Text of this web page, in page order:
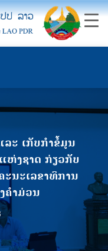
ະ ເກັບກຳຂໍ້ມູນ
ຫ່ງຊາດ ກ່ຽວກັບ
ະນະເລຂາທິການ
ຄໍາມ່ວນ